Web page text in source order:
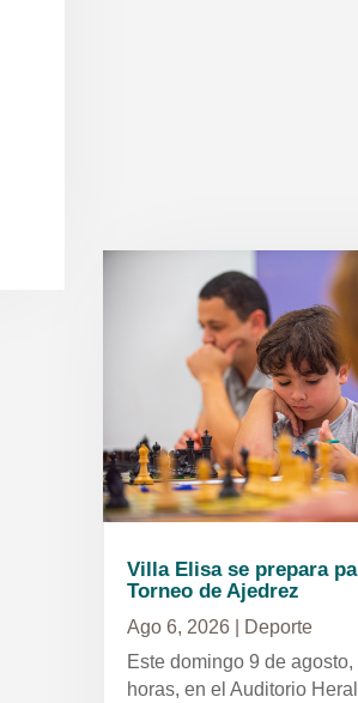
Villa Elisa se prepara
Torneo de Ajedrez
Ago 6, 2026|
Deporte
Este domingo 9 de
horas, en el Auditorio